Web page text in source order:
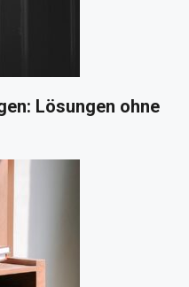
Lösungen ohne